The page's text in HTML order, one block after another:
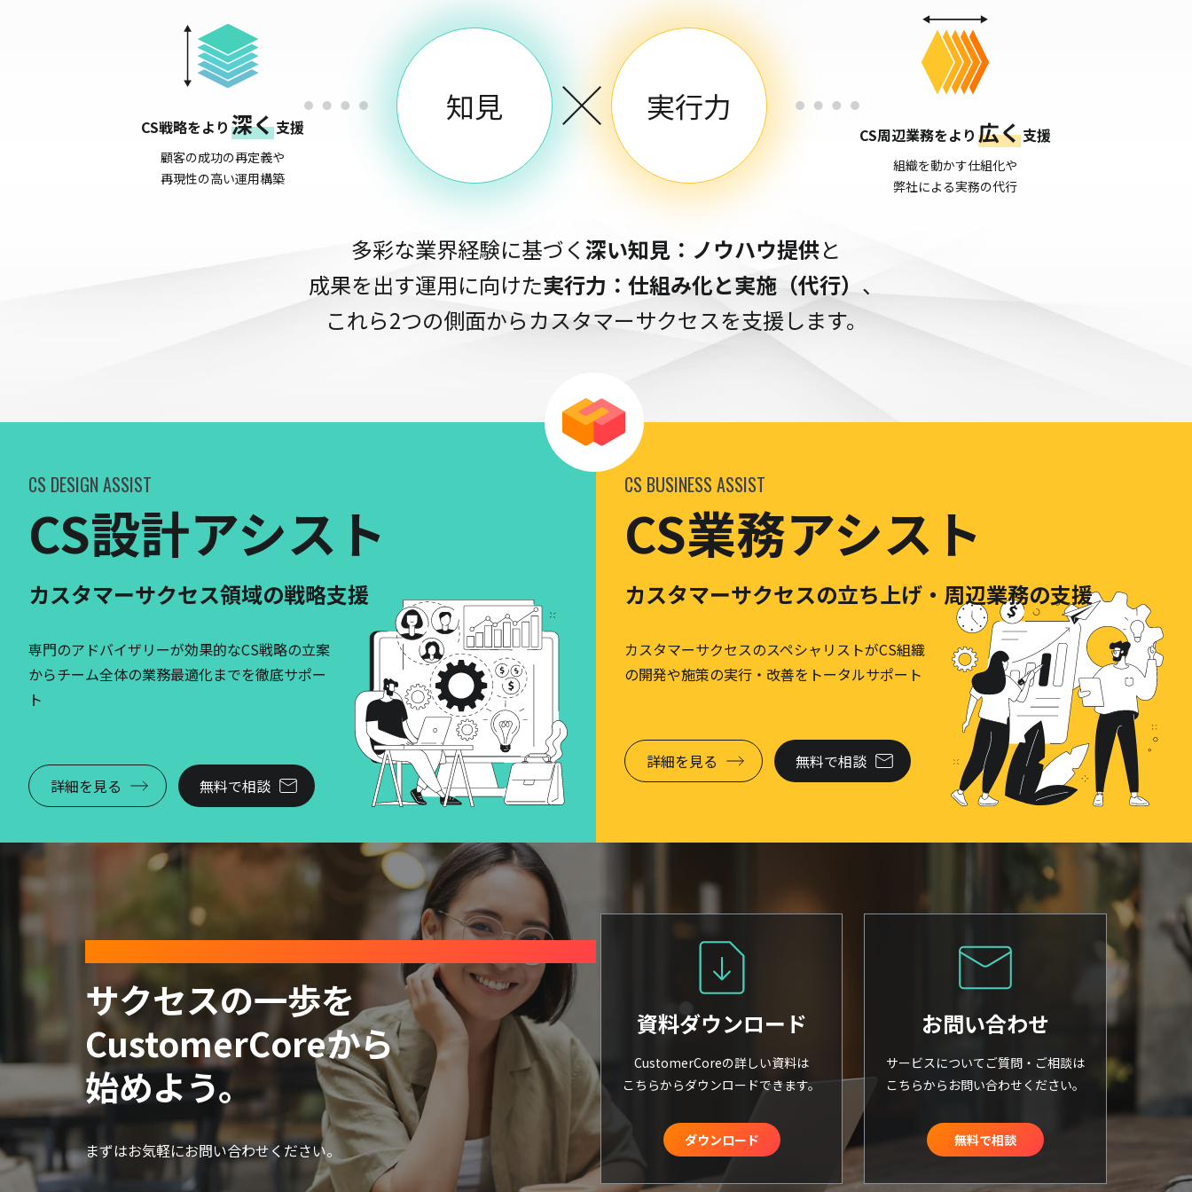
CS戦略をより 深く支援
顧客の成功の再定義や
再現性の高い運用構築
知見 実行力
CS周辺業務をより 広く支援
組織を動かす仕組化や
弊社による実務の代行
多彩な業界経験に基づく 深い知見：ノウハウ提供と
成果を出す運用に向けた実行力：仕組み化と実施（代行） 、
これら2つの側面からカスタマーサクセスを支援します。
CS DESIGN ASSIST
CS設計アシスト
カスタマーサクセス領域の戦略支援
専門のアドバイザリーが効果的なCS戦略の立案
からチーム全体の業務最適化までを徹底サポー
ト
詳細を見る 無料で相談
CS BUSINESS ASSIST
CS業務アシスト
カスタマーサクセスの立ち上げ・周辺業務の支援
カスタマーサクセスのスペシャリストがCS組織
の開発や施策の実行・改善をトータルサポート
詳細を見る 無料で相談
サクセスの一歩を
CustomerCoreから
始めよう。
まずはお気軽にお問い合わせください。
資料ダウンロード
CustomerCoreの詳しい資料は
こちらからダウンロードできます。
ダウンロード
お問い合わせ
サービスについてご質問・ご相談は
こちらからお問い合わせください。
無料で相談